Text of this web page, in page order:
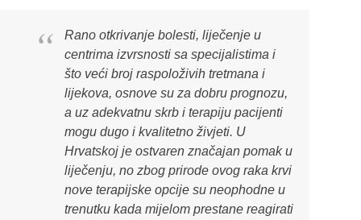
Rano otkrivanje bolesti, liječenje u
centrima izvrsnosti sa specijalistima i
što veći broj raspoloživih tretmana i
lijekova, osnove su za dobru prognozu,
a uz adekvatnu skrb i terapiju pacijenti
mogu dugo i kvalitetno živjeti. U
Hrvatskoj je ostvaren značajan pomak u
liječenju, no zbog prirode ovog raka krvi
nove terapijske opcije su neophodne u
trenutku kada mijelom prestane reagirati